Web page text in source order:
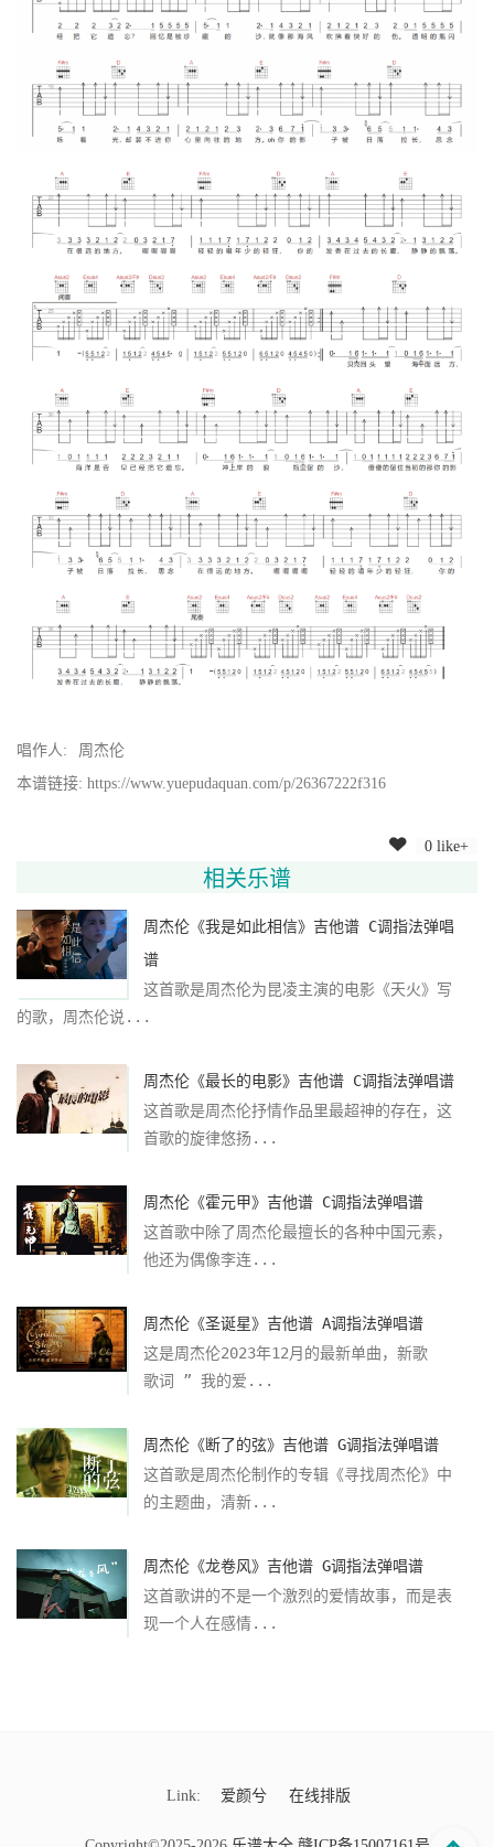
唱作人:
周杰伦
本谱链接: https://www.yuepudaquan.com/p/26367222f316
0 like+
相关乐谱
周杰伦《我是如此相信》吉他谱 C调指法弹唱
谱
这首歌是周杰伦为昆凌主演的电影《天火》写
的歌，周杰伦说...
周杰伦《最长的电影》吉他谱 C调指法弹唱谱
这首歌是周杰伦抒情作品里最超神的存在，这
首歌的旋律悠扬...
周杰伦《霍元甲》吉他谱 C调指法弹唱谱
这首歌中除了周杰伦最擅长的各种中国元素，
他还为偶像李连...
周杰伦《圣诞星》吉他谱 A调指法弹唱谱
这是周杰伦2023年12月的最新单曲，新歌
歌词 ” 我的爱...
周杰伦《断了的弦》吉他谱 G调指法弹唱谱
这首歌是周杰伦制作的专辑《寻找周杰伦》中
的主题曲，清新...
周杰伦《龙卷风》吉他谱 G调指法弹唱谱
这首歌讲的不是一个激烈的爱情故事，而是表
现一个人在感情...
Link: 爱颜兮 在线排版